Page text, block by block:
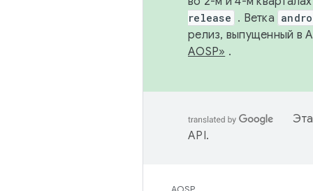
release . Ветка
релиз, выпущенный в
AOSP» .
API.